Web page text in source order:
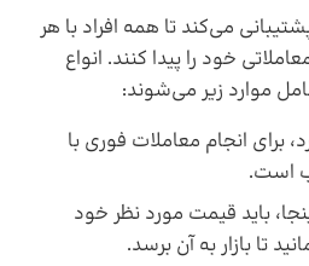
می‌کند تا همه افراد با هر
خود را پیدا کنند. انواع
موارد زیر می‌شوند:
برای انجام معاملات فوری با
است.
باید قیمت مورد نظر خود
تا بازار به آن برسد.